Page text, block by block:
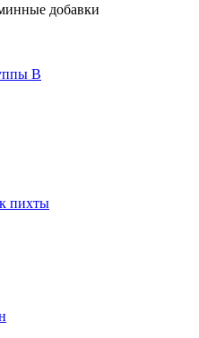
добавки
B
пихты